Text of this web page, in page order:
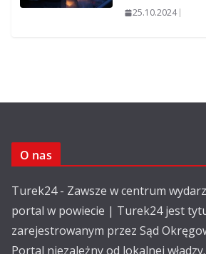
25.10.2024
O nas
Turek24 - Zawsze w centrum
portal w powiecie | Turek24 jest
zarejestrowanym przez Sąd
Portal niezależny od lokalnej władzy.